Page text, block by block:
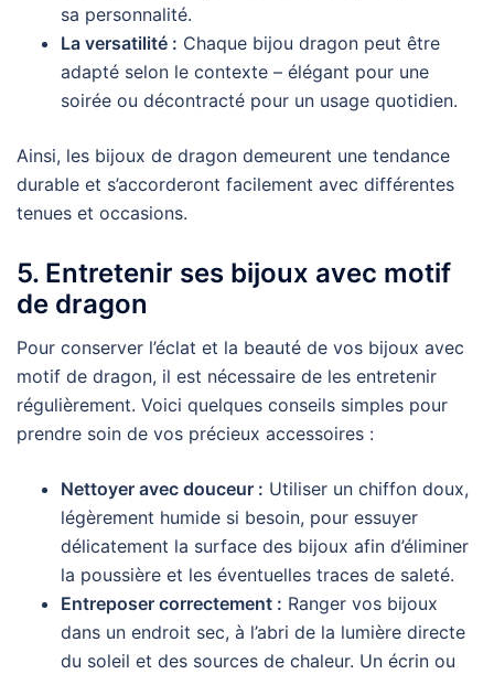
sa personnalité.
La versatilité : Chaque bijou dragon peut être
adapté selon le contexte – élégant pour une
soirée ou décontracté pour un usage quotidien.
Ainsi, les bijoux de dragon demeurent une tendance
durable et s’accorderont facilement avec différentes
tenues et occasions.
5. Entretenir ses bijoux avec motif
de dragon
Pour conserver l’éclat et la beauté de vos bijoux avec
motif de dragon, il est nécessaire de les entretenir
régulièrement. Voici quelques conseils simples pour
prendre soin de vos précieux accessoires :
Nettoyer avec douceur : Utiliser un chiffon doux,
légèrement humide si besoin, pour essuyer
délicatement la surface des bijoux afin d’éliminer
la poussière et les éventuelles traces de saleté.
Entreposer correctement : Ranger vos bijoux
dans un endroit sec, à l’abri de la lumière directe
du soleil et des sources de chaleur. Un écrin ou